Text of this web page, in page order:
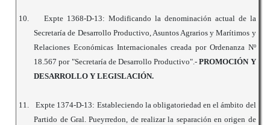
10.
Expte 1368-D-13: Modificando la denominación actual de la
Secretaría de Desarrollo Productivo, Asuntos Agrarios y Marítimos y
Relaciones Económicas Internacionales creada por Ordenanza Nº
18.567 por "Secretaría de Desarrollo Productivo".-PROMOCIÓN Y
DESARROLLO Y LEGISLACIÓN.
11.
Expte 1374-D-13: Estableciendo la obligatoriedad en el ámbito del
Partido de Gral. Pueyrredon, de realizar la separación en origen de